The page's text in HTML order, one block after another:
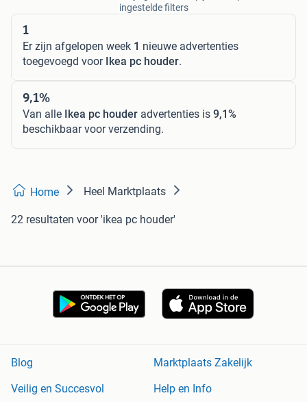
ingestelde filters
1
Er zijn afgelopen week 1 nieuwe advertenties
toegevoegd voor Ikea pc houder.
9,1%
Van alle Ikea pc houder advertenties is 9,1%
beschikbaar voor verzending.
Home Heel Marktplaats
22 resultaten voor 'ikea pc houder'
Blog
Marktplaats Zakelijk
Veilig en Succesvol
Help en Info